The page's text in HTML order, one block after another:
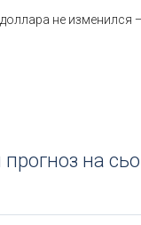
не изменился
на